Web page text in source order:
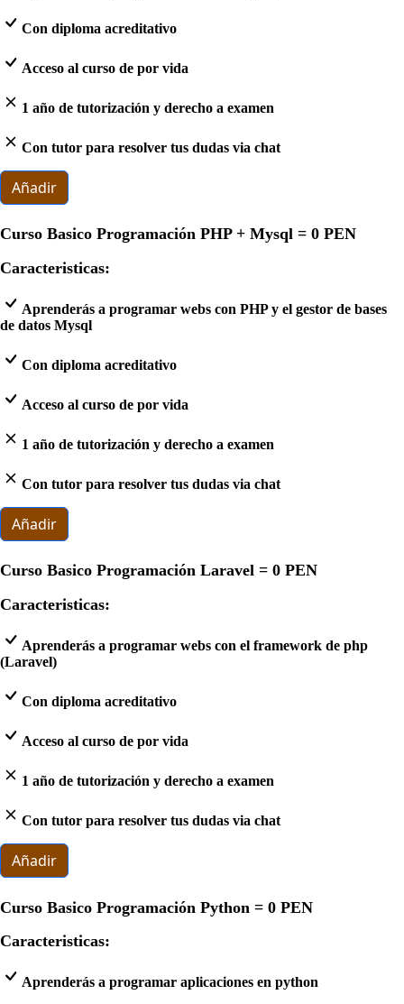
Con diploma acreditativo
Acceso al curso de por vida
1 año de tutorización y derecho a examen
Con tutor para resolver tus dudas via chat
Añadir
Curso Basico Programación PHP + Mysql = 0 PEN
Caracteristicas:
Aprenderás a programar webs con PHP y el gestor de bases
de datos Mysql
Con diploma acreditativo
Acceso al curso de por vida
1 año de tutorización y derecho a examen
Con tutor para resolver tus dudas via chat
Añadir
Curso Basico Programación Laravel = 0 PEN
Caracteristicas:
Aprenderás a programar webs con el framework de php
(Laravel)
Con diploma acreditativo
Acceso al curso de por vida
1 año de tutorización y derecho a examen
Con tutor para resolver tus dudas via chat
Añadir
Curso Basico Programación Python = 0 PEN
Caracteristicas:
Aprenderás a programar aplicaciones en python